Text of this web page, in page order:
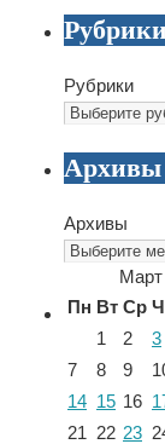
Рубрики
Рубрики
Архивы
Архивы
Март
Пн Вт Ср
1 2 3
7
8 9
14 15 16
21 22 23